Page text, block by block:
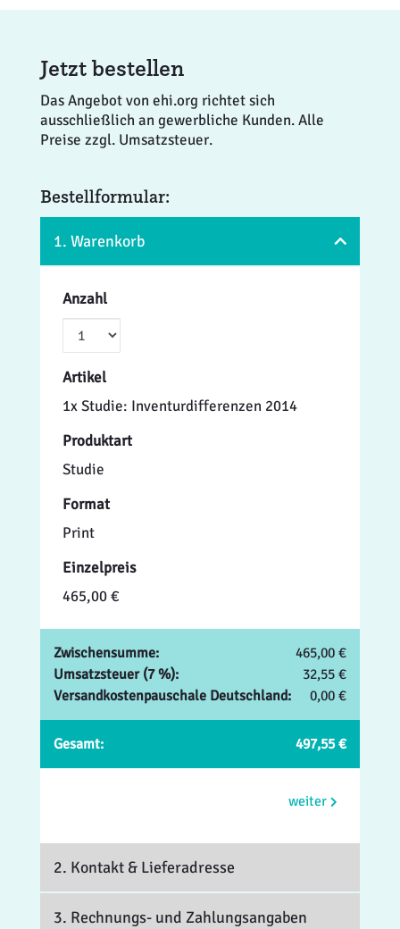
Jetzt bestellen
Das Angebot von ehi.org richtet sich
ausschließlich an gewerbliche Kunden. Alle
Preise zzgl. Umsatzsteuer.
Bestellformular:
1. Warenkorb
Anzahl
Artikel
1x Studie: Inventurdifferenzen 2014
Produktart
Studie
Format
Print
Einzelpreis
465,00 €
Zwischensumme:
465,00 €
Umsatzsteuer (7 %):
32,55 €
Versandkostenpauschale Deutschland:
0,00 €
Gesamt: 497,55 €
weiter
2. Kontakt& Lieferadresse
3. Rechnungs- und Zahlungsangaben